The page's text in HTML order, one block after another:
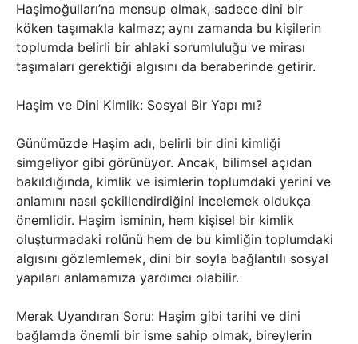
Haşimoğulları’na mensup olmak, sadece dini bir
köken taşımakla kalmaz; aynı zamanda bu kişilerin
toplumda belirli bir ahlaki sorumluluğu ve mirası
taşımaları gerektiği algısını da beraberinde getirir.
Haşim ve Dini Kimlik: Sosyal Bir Yapı mı?
Günümüzde Haşim adı, belirli bir dini kimliği
simgeliyor gibi görünüyor. Ancak, bilimsel açıdan
bakıldığında, kimlik ve isimlerin toplumdaki yerini ve
anlamını nasıl şekillendirdiğini incelemek oldukça
önemlidir. Haşim isminin, hem kişisel bir kimlik
oluşturmadaki rolünü hem de bu kimliğin toplumdaki
algısını gözlemlemek, dini bir soyla bağlantılı sosyal
yapıları anlamamıza yardımcı olabilir.
Merak Uyandıran Soru: Haşim gibi tarihi ve dini
bağlamda önemli bir isme sahip olmak, bireylerin